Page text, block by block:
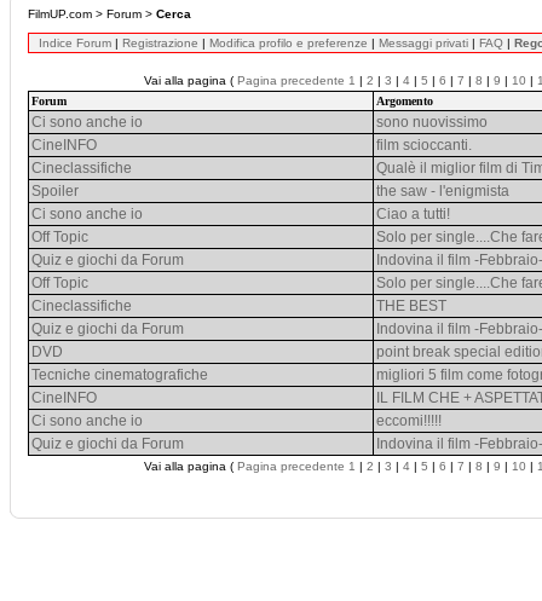
FilmUP.com > Forum > Cerca
Indice Forum | Registrazione | Modifica profilo e preferenze | Messaggi privati | FAQ |
Vai alla pagina ( Pagina precedente 1 | 2 | 3 | 4 | 5 | 6 | 7 | 8 | 9 | 10 |
Forum
Argomento
Ci sono anche io
sono nuovissimo
CineINFO
film scioccanti.
Cineclassifiche
Qualè il miglior film di
Spoiler
the saw - l'enigmista
Ci sono anche io
Ciao a tutti!
Off Topic
Solo per single....Che
Quiz e giochi da Forum
Indovina il film -Febbraio-
Off Topic
Solo per single....Che
Cineclassifiche
THE BEST
Quiz e giochi da Forum
Indovina il film -Febbraio-
DVD
point break special
Tecniche cinematografiche
migliori 5 film come
CineINFO
IL FILM CHE +
Ci sono anche io
eccomi!!!!!
Quiz e giochi da Forum
Indovina il film -Febbraio-
Vai alla pagina ( Pagina precedente 1 | 2 | 3 | 4 | 5 | 6 | 7 | 8 | 9 | 10 |